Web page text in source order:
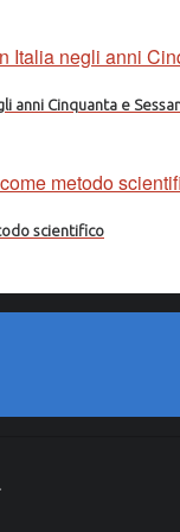
anni Cinquanta e
scientifico